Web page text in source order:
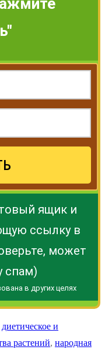
ящик и
ссылку в
может
спам)
в других целях
диетическое и
растений, народная